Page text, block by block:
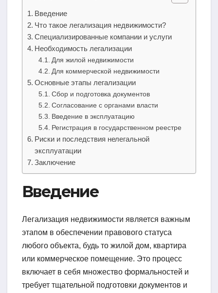
Введение
Что такое легализация недвижимости?
Специализированные компании и услуги
Необходимость легализации
Для жилой недвижимости
Для коммерческой недвижимости
Основные этапы легализации
Сбор и подготовка документов
Согласование с органами власти
Введение в эксплуатацию
Регистрация в государственном реестре
Риски и последствия нелегальной
эксплуатации
Заключение
Введение
Легализация недвижимости является важным
этапом в обеспечении правового статуса
любого объекта, будь то жилой дом, квартира
или коммерческое помещение. Это процесс
включает в себя множество формальностей и
требует тщательной подготовки документов и